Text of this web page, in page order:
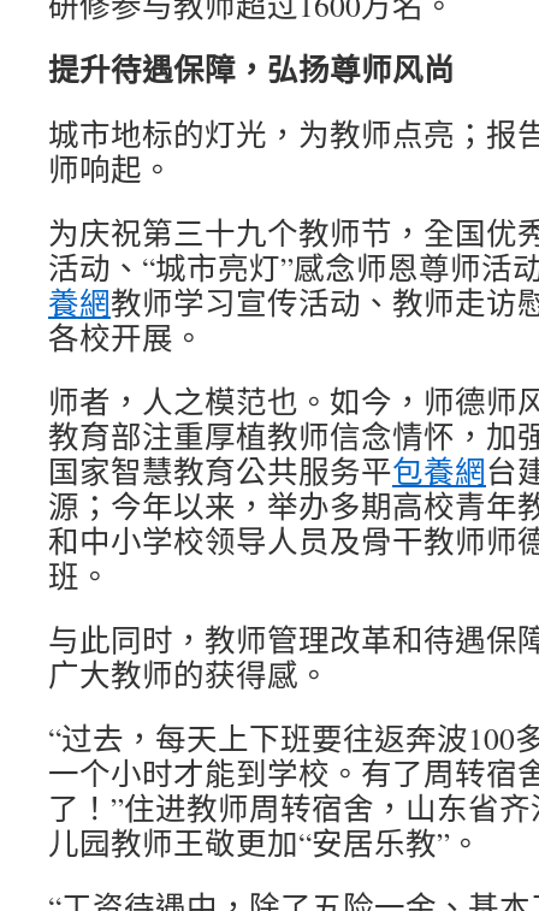
提升待遇保障，弘扬尊师风尚
城市地标的灯光，为教师点亮；报
师响起。
为庆祝第三十九个教师节，全国优
活动、“城市亮灯”感念师恩尊师活
養網教师学习宣传活动、教师走访
各校开展。
师者，人之模范也。如今，师德师
教育部注重厚植教师信念情怀，加
国家智慧教育公共服务平包養網台
源；今年以来，举办多期高校青年
和中小学校领导人员及骨干教师师
班。
与此同时，教师管理改革和待遇保
广大教师的获得感。
“过去，每天上下班要往返奔波100
一个小时才能到学校。有了周转宿
了！”住进教师周转宿舍，山东省
儿园教师王敬更加“安居乐教”。